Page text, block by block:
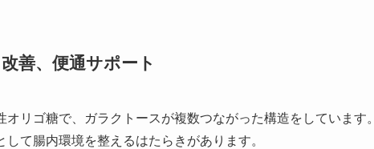
善、便通サポート
リゴ糖で、ガラクトースが複数つながった構造をしています。
て腸内環境を整えるはたらきがあります。